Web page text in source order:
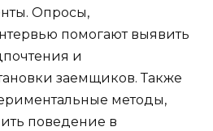
Опросы,
помогают выявить
и
заемщиков. Также
методы,
поведение в